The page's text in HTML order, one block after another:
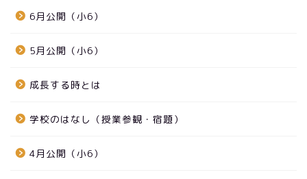
6月公開（小6）
5月公開（小6）
成長する時とは
学校のはなし（授業参観・宿題）
4月公開（小6）